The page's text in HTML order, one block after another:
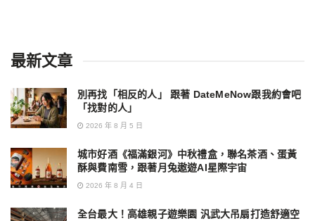
最新文章
別再找「相反的人」 跟著 DateMeNow跟我約會吧
「找對的人」
2026 年 8 月 5 日
城市好酒《福滿銀河》中秋禮盒，聯名茶酒、蛋黃
酥與費南雪，跟著月兔遨遊AI星際宇宙
2026 年 8 月 4 日
全台最大！高雄親子遊樂園 汎武大吊扇打造舒適空